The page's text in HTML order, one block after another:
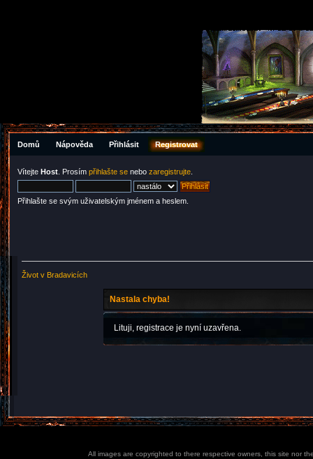
Domů Nápověda Přihlásit Registrovat
Vítejte Host . Prosím přihlašte se nebo zaregistrujte
Přihlašte se svým uživatelským jménem a heslem.
Život v Bradavicích
Nastala chyba!
Lituji, registrace je nyní uzavřena.
All images are copyrighted to there respective owners, this site nor